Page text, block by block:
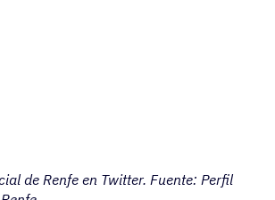
de Renfe en Twitter. Fuente: Perfil